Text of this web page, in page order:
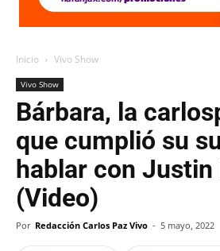
Inicio Vivo Show
Vivo Show
Bárbara, la
que cumplió su
hablar con Justin
(Video)
Por Redacción Carlos Paz Vivo - 5 mayo, 2022